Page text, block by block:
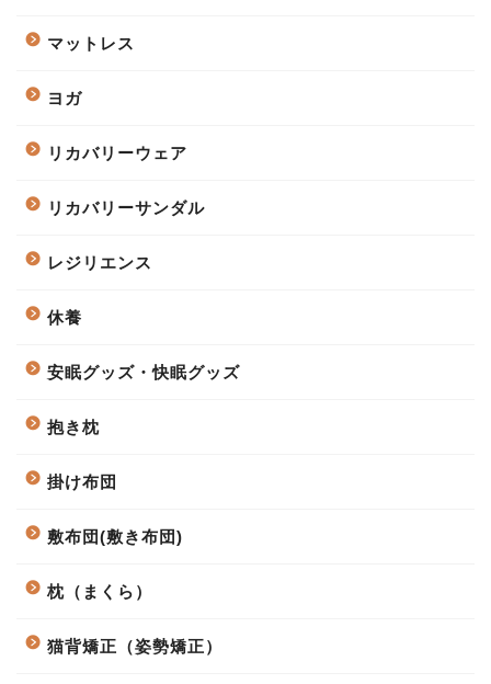
マットレス
ヨガ
リカバリーウェア
リカバリーサンダル
レジリエンス
休養
安眠グッズ・快眠グッズ
抱き枕
掛け布団
敷布団(敷き布団)
枕（まくら）
猫背矯正（姿勢矯正）